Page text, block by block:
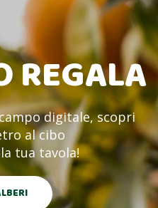
REGALA
digitale, scopri
al cibo
tua tavola!